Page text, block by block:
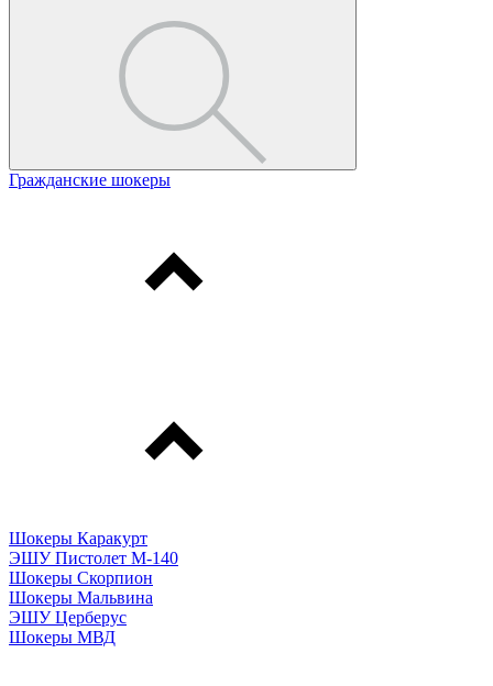
Гражданские шокеры
Шокеры Каракурт
ЭШУ Пистолет М-140
Шокеры Скорпион
Шокеры Мальвина
ЭШУ Церберус
Шокеры МВД